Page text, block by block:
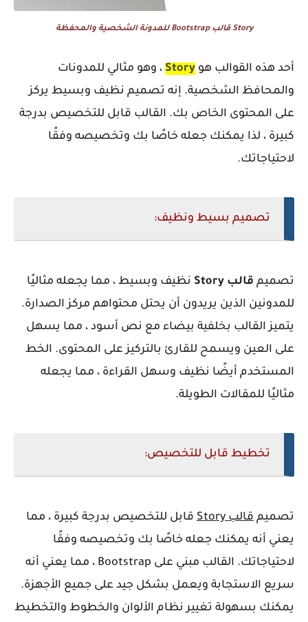
Story قالب Bootstrap للمدونة الشخصية والمحفظة
أحد هذه القوالب هو Story ، وهو مثالي للمدونات
والمحافظ الشخصية. إنه تصميم نظيف وبسيط يركز
على المحتوى الخاص بك. القالب قابل للتخصيص بدرجة
كبيرة ، لذا يمكنك جعله خاصًا بك وتخصيصه وفقًا
لاحتياجاتك.
تصميم بسيط ونظيف:
تصميم قالب Story نظيف وبسيط ، مما يجعله مثاليًا
للمدونين الذين يريدون أن يحتل محتواهم مركز الصدارة.
يتميز القالب بخلفية بيضاء مع نص أسود ، مما يسهل
على العين ويسمح للقارئ بالتركيز على المحتوى. الخط
المستخدم أيضًا نظيف وسهل القراءة ، مما يجعله
مثاليًا للمقالات الطويلة.
تخطيط قابل للتخصيص:
تصميم قالب Story
قابل للتخصيص بدرجة كبيرة ، مما
يعني أنه يمكنك جعله خاصًا بك وتخصيصه وفقًا
لاحتياجاتك. القالب مبني على Bootstrap ، مما يعني أنه
سريع الاستجابة ويعمل بشكل جيد على جميع الأجهزة.
يمكنك بسهولة تغيير نظام الألوان والخطوط والتخطيط